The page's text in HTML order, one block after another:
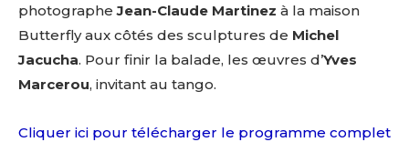
photographeJean-Claude Martinez à la maison
Butterfly aux côtés des sculptures de Michel
Jacucha. Pour finir la balade, les œuvres d’Yves
Marcerou, invitant au tango.
Cliquer ici pour télécharger le programme complet